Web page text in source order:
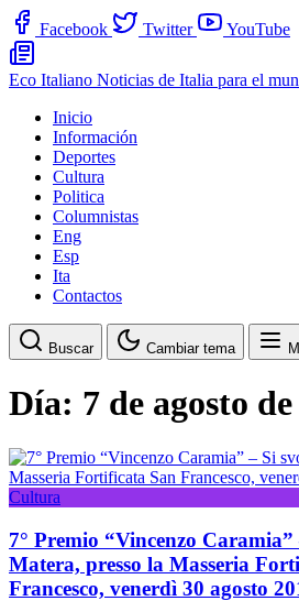
Facebook Twitter YouTube
Eco Italiano Noticias de Italia para el
Inicio
Información
Deportes
Cultura
Politica
Columnistas
Eng
Esp
Ita
Contactos
Buscar Cambiar tema
Día: 7 de agosto
Cultura
7° Premio “Vincenzo Caramia”
Matera, presso la Masseria
Francesco, venerdì 30 agosto